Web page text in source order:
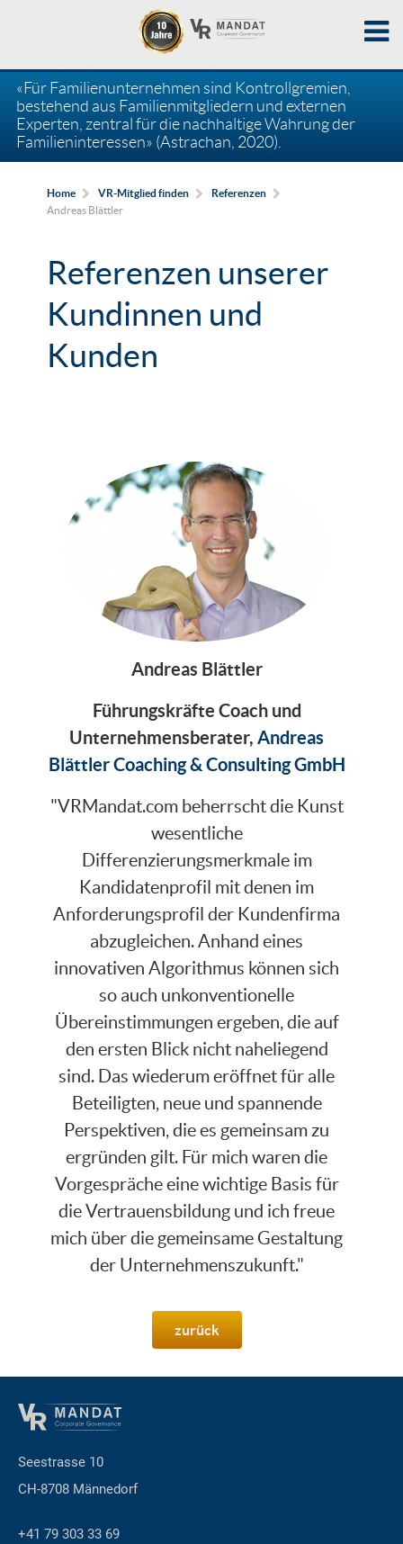
«Für Familienunternehmen sind Kontrollgremien,
bestehend aus Familienmitgliedern und externen
Experten, zentral für die nachhaltige Wahrung der
Familieninteressen» (Astrachan, 2020).
Home VR-Mitglied finden
Referenzen
Andreas Blättler
Referenzen unserer
Kundinnen und
Kunden
Andreas Blättler
Führungskräfte Coach und
Unternehmensberater, Andreas
Blättler Coaching & Consulting GmbH
"VRMandat.com beherrscht die Kunst
wesentliche
Differenzierungsmerkmale im
Kandidatenprofil mit denen im
Anforderungsprofil der Kundenfirma
abzugleichen. Anhand eines
innovativen Algorithmus können sich
so auch unkonventionelle
Übereinstimmungen ergeben, die auf
den ersten Blick nicht naheliegend
sind. Das wiederum eröffnet für alle
Beteiligten, neue und spannende
Perspektiven, die es gemeinsam zu
ergründen gilt. Für mich waren die
Vorgespräche eine wichtige Basis für
die Vertrauensbildung und ich freue
mich über die gemeinsame Gestaltung
der Unternehmenszukunft."
zurück
Seestrasse 10
CH-8708 Männedorf
+41 79 303 33 69